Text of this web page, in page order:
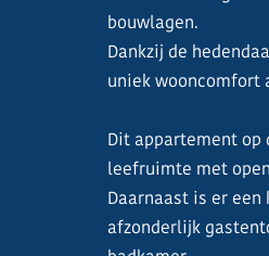
bouwlagen.
Dankzij de
uniek wooncomfort
Dit appartement
leefruimte met
Daarnaast is er
afzonderlijk